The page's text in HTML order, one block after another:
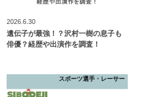
2026.6.30
遺伝子が最強！？沢村一樹の息子も
俳優？経歴や出演作を調査！
スポーツ選手・レーサー